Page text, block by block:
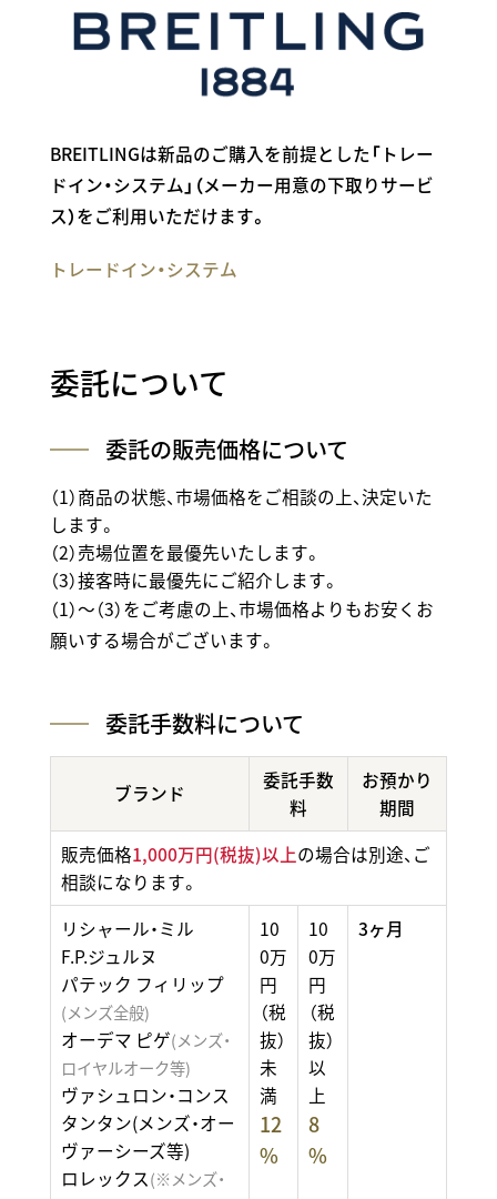
BREITLINGは新品のご購入を前提とした「トレー
ドイン・システム」（メーカー用意の下取りサービ
ス）をご利用いただけます。
トレードイン・システム
委託について
委託の販売価格について
（1）商品の状態、市場価格をご相談の上、決定いた
します。
（2）売場位置を最優先いたします。
（3）接客時に最優先にご紹介します。
（1）～（3）をご考慮の上、市場価格よりもお安くお
願いする場合がございます。
委託手数料について
ブランド
委託手数
料
お預かり
期間
販売価格1,000万円(税抜)以上の場合は別途、ご
相談になります。
リシャール・ミル
F.P.ジュルヌ
パテック フィリップ
(メンズ全般)
オーデマ ピゲ(メンズ・
ロイヤルオーク等)
ヴァシュロン・コンス
タンタン(メンズ・オー
ヴァーシーズ等)
ロレックス(※メンズ・
10
0万
円
（税
抜）
未
満
12
%
10
0万
円
（税
抜）
以
上
8
%
3ヶ月